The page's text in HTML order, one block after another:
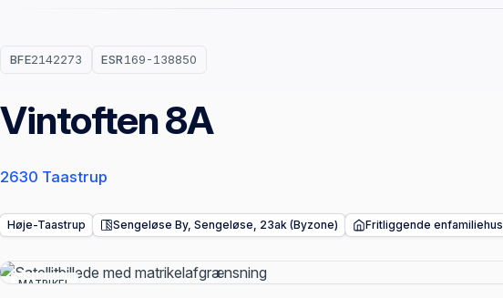
BFE2142273 ESR169-138850
Vintoften 8A
2630 Taastrup
Høje-Taastrup Sengeløse By, Sengeløse, 23ak (Byzone) Fritliggende enfamiliehus
MATRIKEL